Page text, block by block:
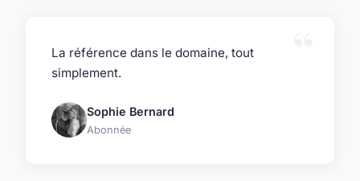
La référence dans le domaine, tout
simplement.
Sophie Bernard
Abonnée